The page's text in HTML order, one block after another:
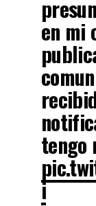
en mi
tengo
i